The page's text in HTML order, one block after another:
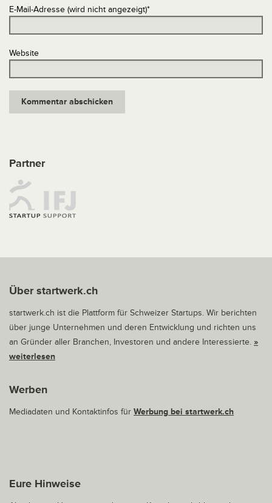
E-Mail-Adresse (wird nicht angezeigt)*
Website
Partner
Über startwerk.ch
startwerk.ch ist die Plattform für Schweizer Startups. Wir berichten
über junge Unternehmen und deren Entwicklung und richten uns
an Gründer aller Branchen, Investoren und andere Interessierte. »
weiterlesen
Werben
Mediadaten und Kontaktinfos für Werbung bei startwerk.ch
Eure Hinweise